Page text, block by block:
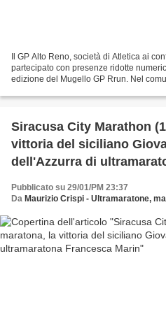
Il GP Alto Reno, società di Atletica ai
partecipato con presenze ridotte
edizione del Mugello GP Rrun. Nel
Siracusa City Marathon
vittoria del siciliano
dell'Azzurra di
Pubblicato su 29/01/PM 23:37
Da Maurizio Crispi - Ultramaratone,